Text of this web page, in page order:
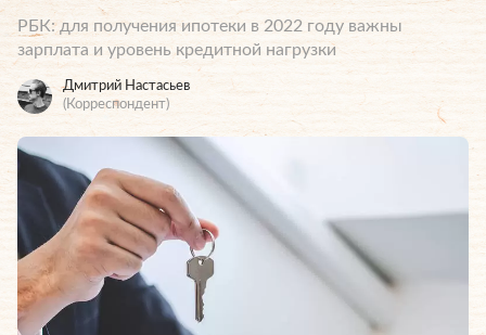
РБК: для получения ипотеки в 2022 году важны
зарплата и уровень кредитной нагрузки
Дмитрий Настасьев
(Корреспондент)